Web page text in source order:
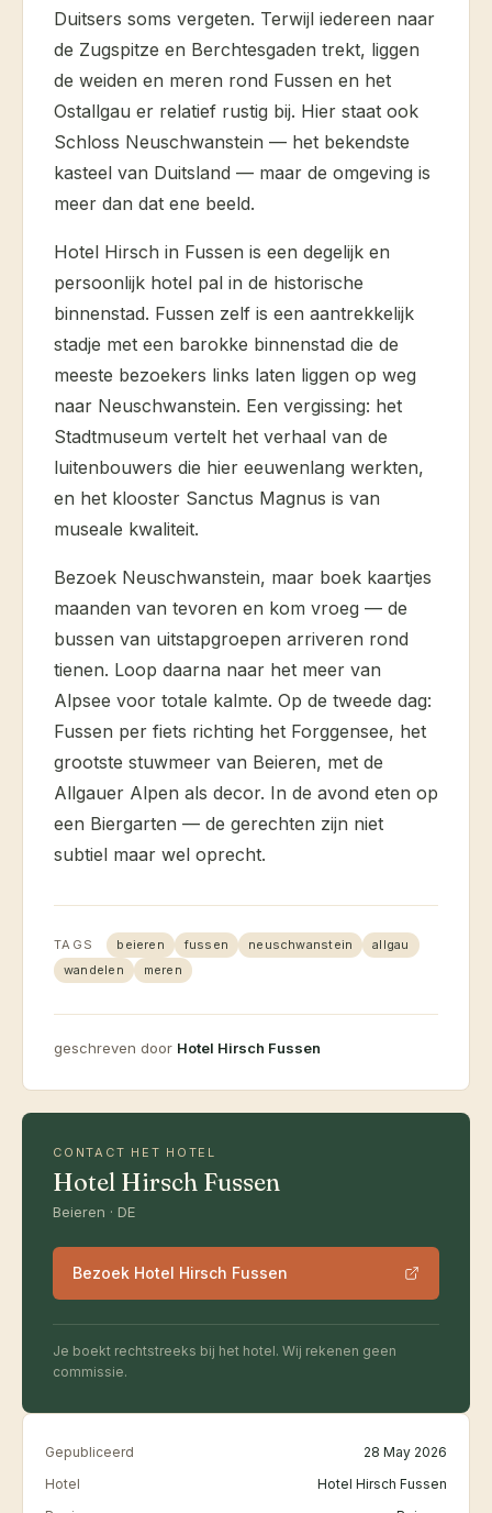
Duitsers soms vergeten. Terwijl iedereen naar
de Zugspitze en Berchtesgaden trekt, liggen
de weiden en meren rond Fussen en het
Ostallgau er relatief rustig bij. Hier staat ook
Schloss Neuschwanstein — het bekendste
kasteel van Duitsland — maar de omgeving is
meer dan dat ene beeld.
Hotel Hirsch in Fussen is een degelijk en
persoonlijk hotel pal in de historische
binnenstad. Fussen zelf is een aantrekkelijk
stadje met een barokke binnenstad die de
meeste bezoekers links laten liggen op weg
naar Neuschwanstein. Een vergissing: het
Stadtmuseum vertelt het verhaal van de
luitenbouwers die hier eeuwenlang werkten,
en het klooster Sanctus Magnus is van
museale kwaliteit.
Bezoek Neuschwanstein, maar boek kaartjes
maanden van tevoren en kom vroeg — de
bussen van uitstapgroepen arriveren rond
tienen. Loop daarna naar het meer van
Alpsee voor totale kalmte. Op de tweede dag:
Fussen per fiets richting het Forggensee, het
grootste stuwmeer van Beieren, met de
Allgauer Alpen als decor. In de avond eten op
een Biergarten — de gerechten zijn niet
subtiel maar wel oprecht.
TAGS beieren fussen neuschwanstein
allgau
wandelen
meren
geschreven door Hotel Hirsch Fussen
CONTACT HET HOTEL
Hotel Hirsch Fussen
Beieren · DE
Bezoek Hotel Hirsch Fussen
Je boekt rechtstreeks bij het hotel. Wij rekenen geen
commissie.
Gepubliceerd
28 May 2026
Hotel
Hotel Hirsch Fussen